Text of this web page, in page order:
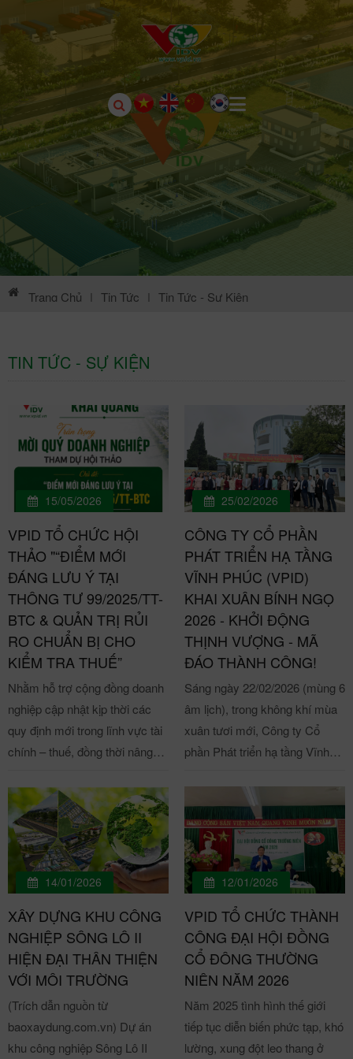
Trang Chủ | Tin Tức | Tin Tức - Sự Kiện
TIN TỨC - SỰ KIỆN
15/05/2026
VPID TỔ CHỨC HỘI
THẢO "“ĐIỂM MỚI
ĐÁNG LƯU Ý TẠI
THÔNG TƯ 99/2025/TT-
BTC & QUẢN TRỊ RỦI
RO CHUẨN BỊ CHO
KIỂM TRA THUẾ”
Nhằm hỗ trợ cộng đồng doanh
nghiệp cập nhật kịp thời các
quy định mới trong lĩnh vực tài
chính – thuế, đồng thời nâng
trong quá trình hoạt động sản
xuất kinh doanh, Ban Quản lý
Khu Công nghiệp Khai Quang
trân trọng tổ chức hội thảo
chuyên đề: “Điểm mới đáng
BTC & Quản trị rủi ro chuẩn bị
cho kiểm tra thuế” BQL KCN
Khai Quang tổ chức Hội thảo:
"Điểm mới đáng lưu ý tại
Thông tư 99/2025/TT-BTC &
Quản trị rủi ro chuẩn bị cho
kiểm tra thuế” Thông tin
25/02/2026
CÔNG TY CỔ PHẦN
PHÁT TRIỂN HẠ TẦNG
VĨNH PHÚC (VPID)
KHAI XUÂN BÍNH NGỌ
2026 - KHỞI ĐỘNG
THỊNH VƯỢNG - MÃ
ĐÁO THÀNH CÔNG!
Sáng ngày 22/02/2026 (mùng 6
âm lịch), trong không khí mùa
xuân tươi mới, Công ty Cổ
phần Phát triển hạ tầng Vĩnh
với chủ đề “Khởi sắc – Bứt phá
– Thành công” tại văn phòng
trụ sở KCN Khai Quang và
KCN Sông Lô II, đánh dấu thời
đổi mới, tăng tốc và phát triển
bền vững. VPID khai xuân
Bính Ngọ 2026 - Khởi động
thịnh vượng, mã đáo thành
công! Theo truyền thống mỗi
dịp xuân về, Chủ tịch Hội đồng
quản trị và Tổng giám đốc
14/01/2026
XÂY DỰNG KHU CÔNG
NGHIỆP SÔNG LÔ II
HIỆN ĐẠI THÂN THIỆN
VỚI MÔI TRƯỜNG
(Trích dẫn nguồn từ
baoxaydung.com.vn) Dự án
khu công nghiệp Sông Lô II
12/01/2026
VPID TỔ CHỨC THÀNH
CÔNG ĐẠI HỘI ĐỒNG
CỔ ĐÔNG THƯỜNG
NIÊN NĂM 2026
Năm 2025 tình hình thế giới
tiếp tục diễn biến phức tạp, khó
lường, xung đột leo thang ở